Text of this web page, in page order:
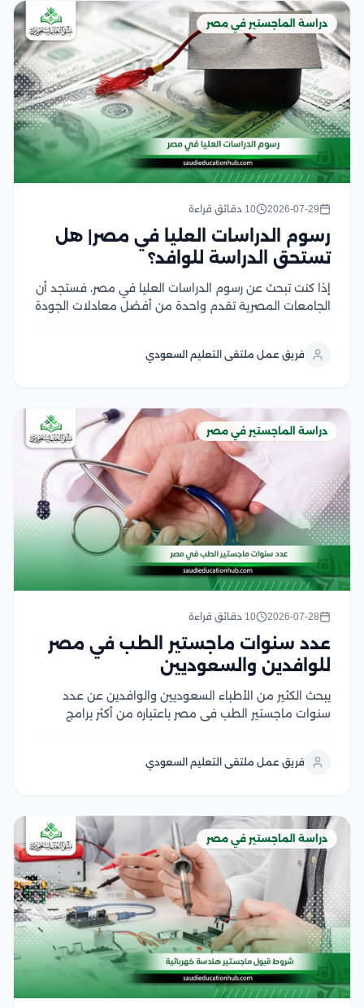
دراسة الماجستير في مصر
2026-07-29 10 دقائق قراءة
رسوم الدراسات العليا في مصر| هل
تستحق الدراسة للوافد؟
إذا كنت تبحث عن رسوم الدراسات العليا في مصر، فستجد أن
الجامعات المصرية تقدم واحدة من أفضل معادلات الجودة
والتخصص، والدرجة العلمية، مع وجود...
فريق عمل ملتقى التعليم السعودي
دراسة الماجستير في مصر
2026-07-28 10 دقائق قراءة
عدد سنوات ماجستير الطب في مصر
للوافدين والسعوديين
يبحث الكثير من الأطباء السعوديين والوافدين عن عدد
سنوات ماجستير الطب في مصر باعتباره من أكثر برامج
كما يهتم الأطباء بمعرفة مدة دراسة الماجستير في...
فريق عمل ملتقى التعليم السعودي
دراسة الماجستير في مصر